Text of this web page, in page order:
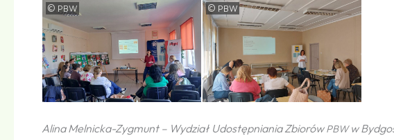
© PBW © PBW
Alina Melnicka-Zygmunt – Wydział Udostępniania ZbiorówPBWw